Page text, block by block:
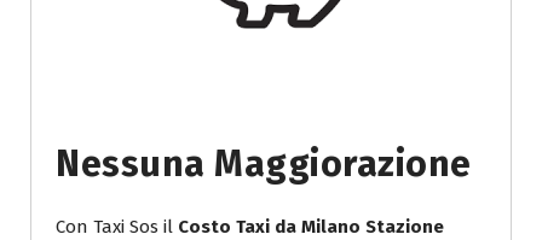
Nessuna Maggiorazione
Con Taxi Sos il Costo Taxi da Milano Stazione